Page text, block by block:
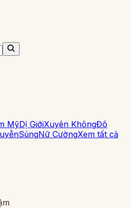
MỹDị GiớiXuyên KhôngĐô
SủngNữ CườngXem tất cả